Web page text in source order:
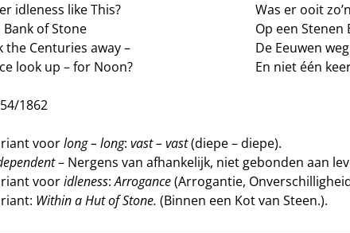
idleness like This?
Bank of Stone
the Centuries away –
look up – for Noon?
1862
Was er ooit
Op een Stenen
De Eeuwen
En niet één
voorlong – long: vast – vast(diepe – diepe).
– Nergens van afhankelijk, niet gebonden aan
vooridleness:Arrogance(Arrogantie,
Within a Hut of Stone. (Binnen een Kot van Steen.).